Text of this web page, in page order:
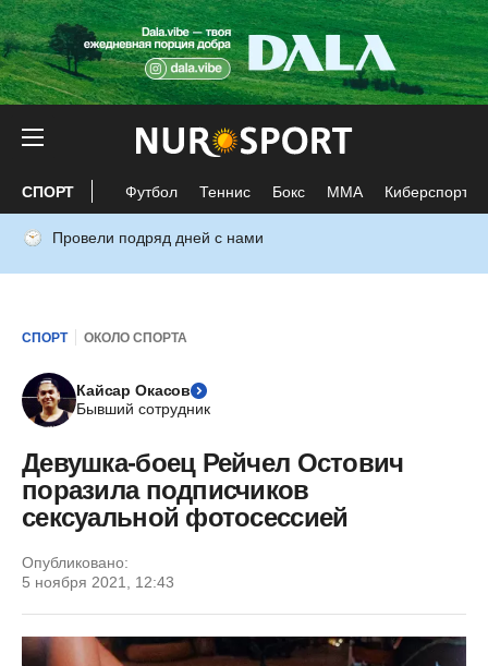
СПОРТ Футбол Теннис Бокс ММА Киберспорт
Провели подряд дней с нами
СПОРТ ОКОЛО СПОРТА
Кайсар Окасов
Бывший сотрудник
Девушка-боец Рейчел Остович
поразила подписчиков
сексуальной фотосессией
Опубликовано:
5 ноября 2021, 12:43